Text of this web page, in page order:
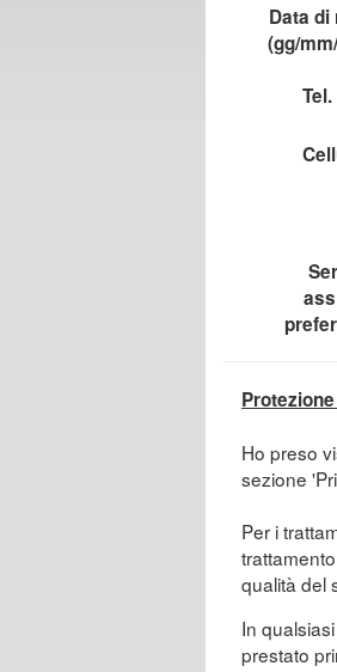
Data di
(gg/
Ho preso
sezione
Per i
qualità del
In
prestato